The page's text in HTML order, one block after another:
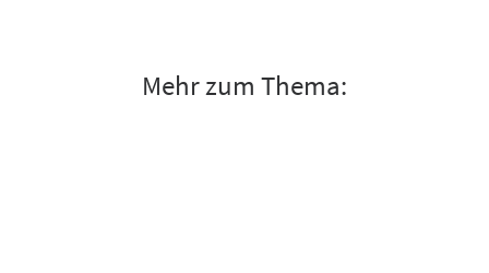
Mehr zum Thema: